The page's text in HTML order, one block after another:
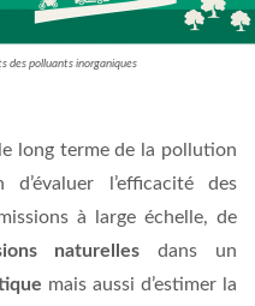
des polluants inorganiques
long terme de la pollution
l’efficacité des
à large échelle, de
naturellesdans un
mais aussi d’estimer la